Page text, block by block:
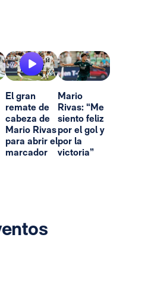
El gran
remate de
cabeza de
Mario Rivas
para abrir el
marcador
Mario
Rivas: “Me
siento feliz
por el gol y
por la
victoria”